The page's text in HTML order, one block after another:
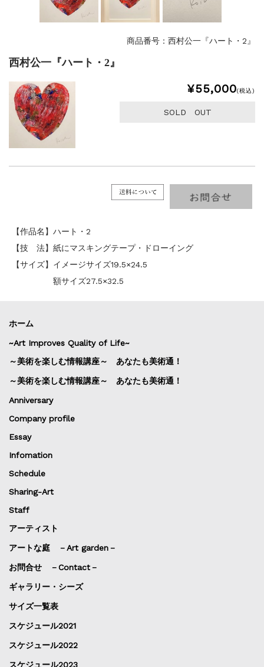
商品番号：西村公一『ハート・2』
西村公一『ハート・2』
¥55,000(税込)
SOLD OUT
【作品名】ハート・2
【技 法】紙にマスキングテープ・ドローイング
【サイズ】イメージサイズ19.5×24.5
額サイズ27.5×32.5
ホーム
~Art Improves Quality of Life~
～美術を楽しむ情報講座～ あなたも美術通！
～美術を楽しむ情報講座～ あなたも美術通！
Anniversary
Company profile
Essay
Infomation
Schedule
Sharing-Art
Staff
アーティスト
アートな庭 －Art garden－
お問合せ －Contact－
ギャラリー・シーズ
サイズ一覧表
スケジュール2021
スケジュール2022
スケジュール2023